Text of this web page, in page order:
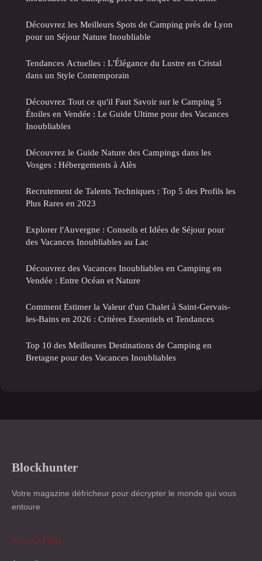
Découvrez les Meilleurs Spots de Camping près de Lyon
pour un Séjour Nature Inoubliable
Tendances Actuelles : L'Élégance du Lustre en Cristal
dans un Style Contemporain
Découvrez Tout ce qu'il Faut Savoir sur le Camping 5
Étoiles en Vendée : Le Guide Ultime pour des Vacances
Inoubliables
Découvrez le Guide Nature des Campings dans les
Vosges : Hébergements à Alès
Recrutement de Talents Techniques : Top 5 des Profils les
Plus Rares en 2023
Explorer l'Auvergne : Conseils et Idées de Séjour pour
des Vacances Inoubliables au Lac
Découvrez des Vacances Inoubliables en Camping en
Vendée : Entre Océan et Nature
Comment Estimer la Valeur d'un Chalet à Saint-Gervais-
les-Bains en 2026 : Critères Essentiels et Tendances
Top 10 des Meilleures Destinations de Camping en
Bretagne pour des Vacances Inoubliables
Blockhunter
Votre magazine défricheur pour décrypter le monde qui vous
entoure
NAVIGATION